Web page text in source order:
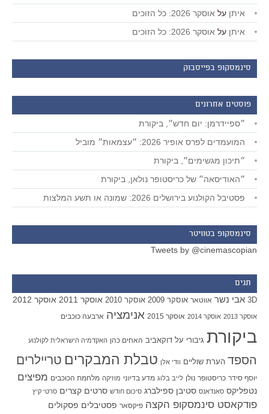
איתן על אוסקר 2026: כל הזוכים
איתן על אוסקר 2026: כל הזוכים
סינמסקופ בפייסבוק
פוסטים אחרונים
״ספיידרמן: יום חדש״, ביקורת
המועמדים לפרס אופיר 2026: ״עצמאות״ מוביל
״תיכון מגשימים״, ביקורת
״האודיסאה״ של כריסטופר נולאן, ביקורת
פסטיבל הקולנוע בירושלים 2026: שמונה או תשע המלצות
סינמסקופ בטוויטר
Tweets by @cinemascopian
תגים
3D אבי נשר אווטאר אוסקר 2009 אוסקר 2010 אוסקר 2011 אוסקר 2012
אוסקר 2013 אוסקר 2014 אוסקר 2015 אנימציה ארבעה כוכבים
ביקורת גיבורי על דוקאביב האחים כהן האקדמיה הישראלית לקולנוע
הספד הערת שוליים וודי אלן טבלת המבקרים טריילרים
יוסף סידר כריסטופר נולן לייב בלוג מדע בדיוני מוזיקה מלחמת הכוכבים מפיצים
נטפליקס סאנדאנס סטיבן ספילברג סיכום חודש סרטים קצרים סרטי קיץ
פודקאסט סינמסקופ הקצה פיקסאר פסטיבלים פסקולים